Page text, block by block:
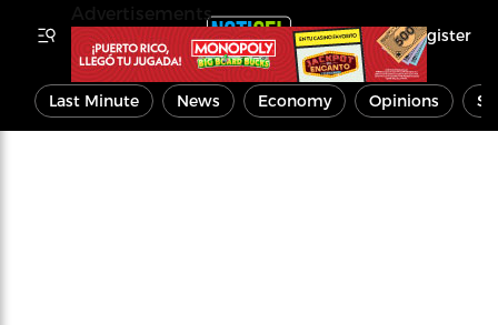
Register
Last Minute News Economy Opinions
Advertisements